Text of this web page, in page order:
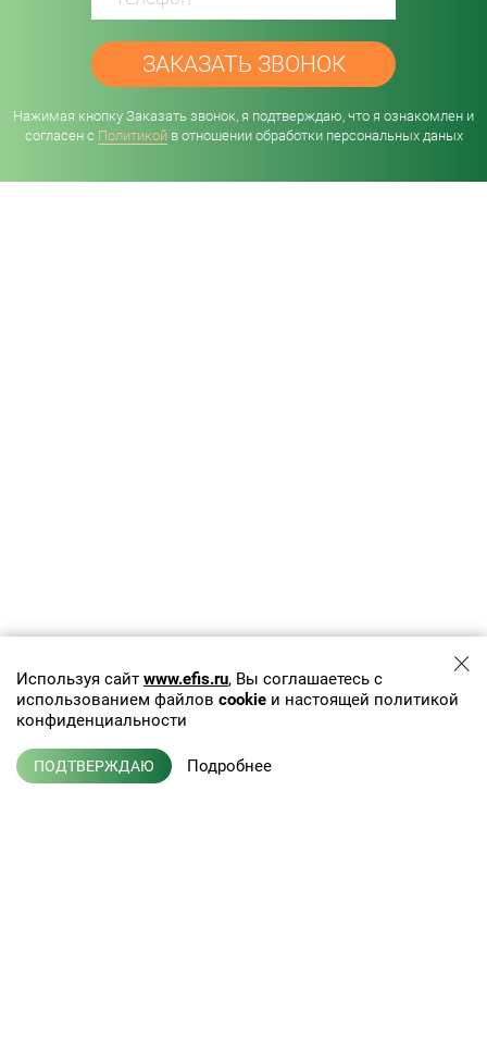
Нажимая кнопку Заказать звонок, я подтверждаю, что я ознакомлен и
согласен с Политикойв отношении обработки персональных даных
Используя сайт www.efis.ru, Вы соглашаетесь с
использованием файлов cookie и настоящей политикой
конфиденциальности
ПОДТВЕРЖДАЮ Подробнее